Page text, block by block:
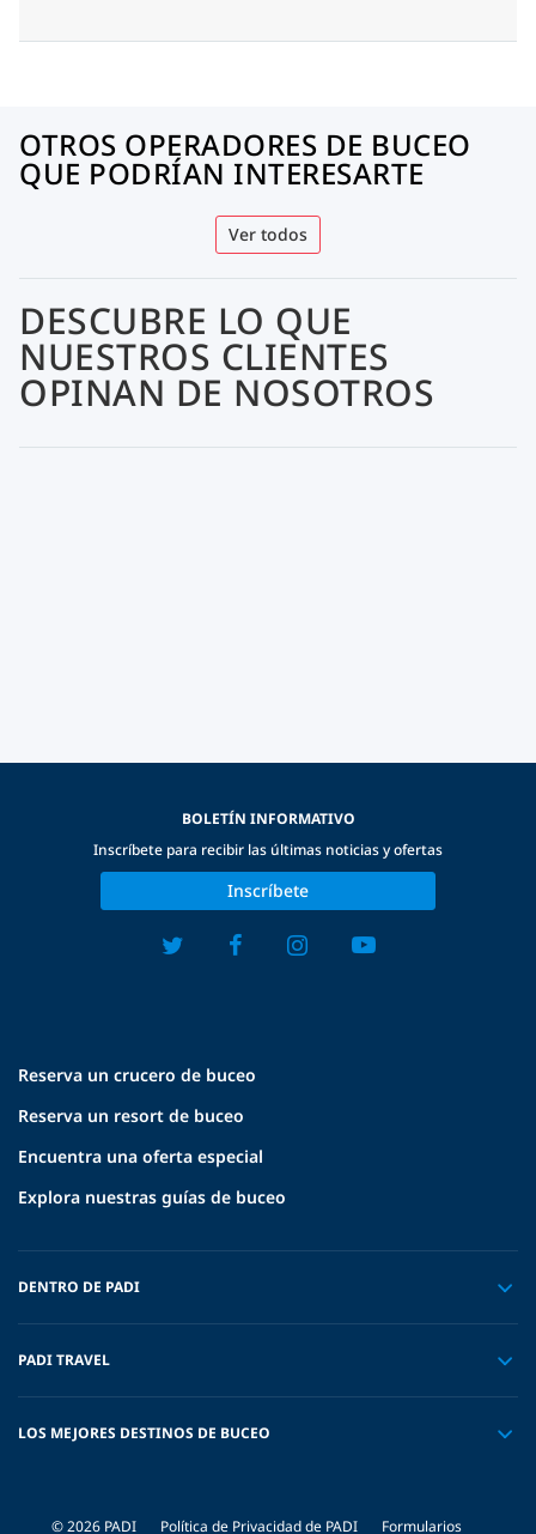
OTROS OPERADORES DE BUCEO
QUE PODRÍAN INTERESARTE
Ver todos
DESCUBRE LO QUE
NUESTROS CLIENTES
OPINAN DE NOSOTROS
Reserva un crucero de buceo
Reserva un resort de buceo
Encuentra una oferta especial
Explora nuestras guías de buceo
DENTRO DE PADI
PADI TRAVEL
LOS MEJORES DESTINOS DE BUCEO
BOLETÍN INFORMATIVO
Inscríbete para recibir las últimas noticias y ofertas
Inscríbete
© 2026 PADI Política de Privacidad de PADI Formularios